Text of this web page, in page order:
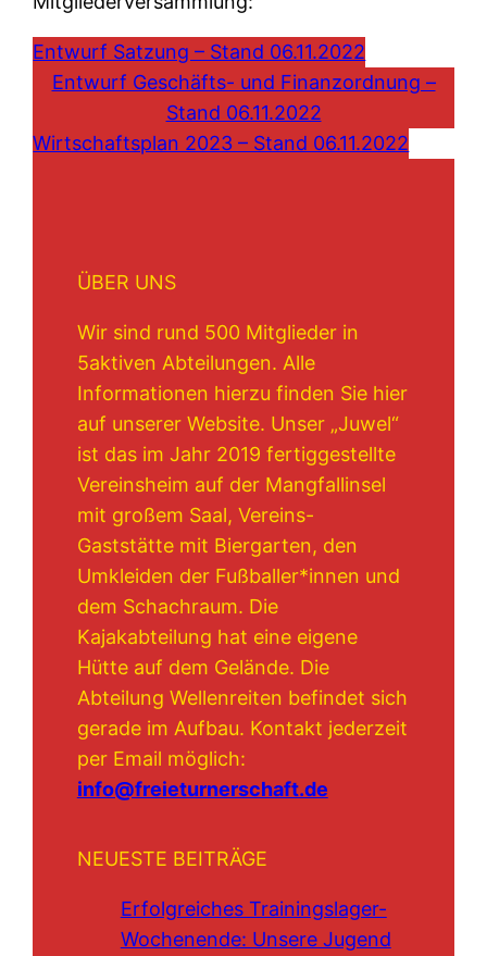
Entwurf Satzung – Stand 06.11.2022
Entwurf Geschäfts- und Finanzordnung –
Stand 06.11.2022
Wirtschaftsplan 2023 – Stand 06.11.2022
ÜBER UNS
Wir sind rund 500 Mitglieder in
5aktiven Abteilungen. Alle
Informationen hierzu finden Sie hier
auf unserer Website. Unser „Juwel“
ist das im Jahr 2019 fertiggestellte
Vereinsheim auf der Mangfallinsel
mit großem Saal, Vereins-
Gaststätte mit Biergarten, den
Umkleiden der Fußballer*innen und
dem Schachraum. Die
Kajakabteilung hat eine eigene
Hütte auf dem Gelände. Die
Abteilung Wellenreiten befindet sich
gerade im Aufbau. Kontakt jederzeit
per Email möglich:
info@freieturnerschaft.de
NEUESTE BEITRÄGE
Erfolgreiches Trainingslager-
Wochenende: Unsere Jugend